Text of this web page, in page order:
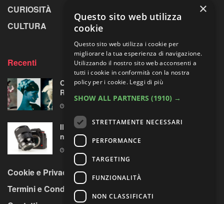
CURIOSITÀ
CULTURA
Recenti
Omaggio al laboratorio alchemico di Paolo
Roversi
Il test del Sigma Art 35mm F1.4 DG II: una
nuova pietra miliare
Cookie e Privacy Policy
Termini e Condizioni
×
Questo sito web utilizza
cookie
Questo sito web utilizza i cookie per
migliorare la tua esperienza di navigazione.
Utilizzando il nostro sito web acconsenti a
tutti i cookie in conformità con la nostra
policy per i cookie. Leggi di più
SHOW ALL PARTNERS (1910) →
STRETTAMENTE NECESSARI
PERFORMANCE
TARGETING
FUNZIONALITÀ
NON CLASSIFICATI